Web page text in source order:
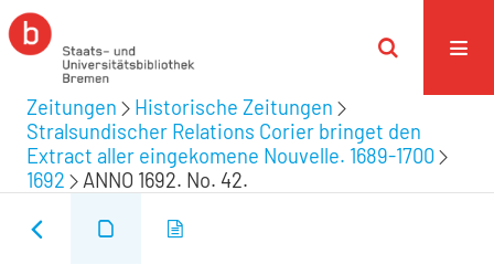
Zeitungen
Historische Zeitungen
Stralsundischer Relations Corier bringet den
Extract aller eingekomene Nouvelle. 1689-1700
1692
ANNO 1692. No. 42.